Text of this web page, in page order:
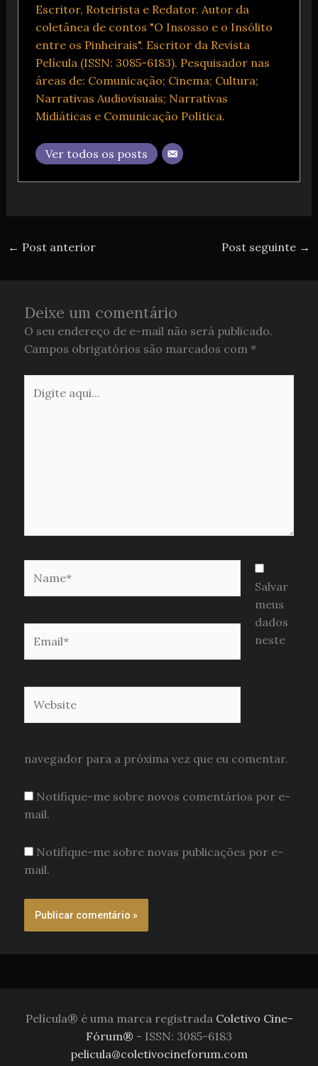
Escritor, Roteirista e Redator. Autor da
coletânea de contos "O Insosso e o Insólito
entre os Pinheirais". Escritor da Revista
Película (ISSN: 3085-6183). Pesquisador nas
áreas de: Comunicação; Cinema; Cultura;
Narrativas Audiovisuais; Narrativas
Midiáticas e Comunicação Política.
Ver todos os posts
← Post anterior Post seguinte →
Deixe um comentário
O seu endereço de e-mail não será publicado.
Campos obrigatórios são marcados com*
aqui...
Salvar
meus
dados
neste
navegador para a próxima vez que eu comentar.
Notifique-me sobre novos comentários por e-
mail.
Notifique-me sobre novas publicações por e-
mail.
Película® é uma marca registrada Coletivo Cine-
Fórum® - ISSN: 3085-6183
pelicula@coletivocineforum.com